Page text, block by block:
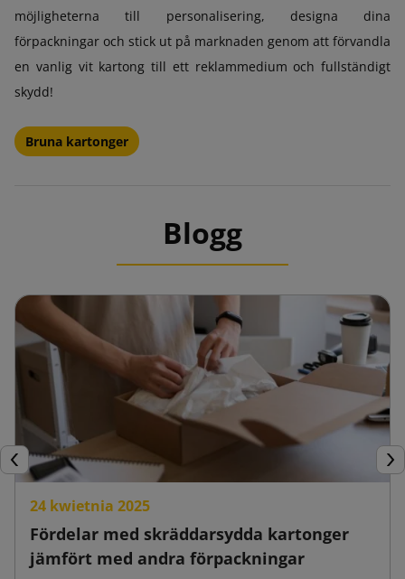
möjligheterna till personalisering, designa dina
förpackningar och stick ut på marknaden genom att förvandla
en vanlig vit kartong till ett reklammedium och fullständigt
skydd!
Bruna kartonger
Blogg
Föregående
24 kwietnia 2025
Fördelar med skräddarsydda kartonger
jämfört med andra förpackningar